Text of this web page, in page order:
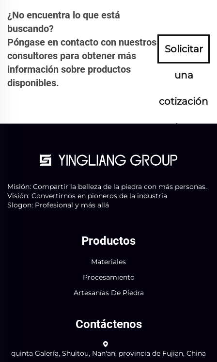
¿No encuentra lo que está
buscando?
Póngase en contacto con nuestros
consultores para obtener más
información sobre productos
disponibles.
Solicitar
una
cotización
ahora
Misión: Compartir la belleza de la piedra con más personas.
Visión: Convertirnos en pioneros de la industria
Slogon: Profesional y más allá
Productos
Materiales
Procesamiento
Artesanías De Piedra
Contáctenos
quinta Galería, Shuitou, Nan'an, provincia de Fujian, China